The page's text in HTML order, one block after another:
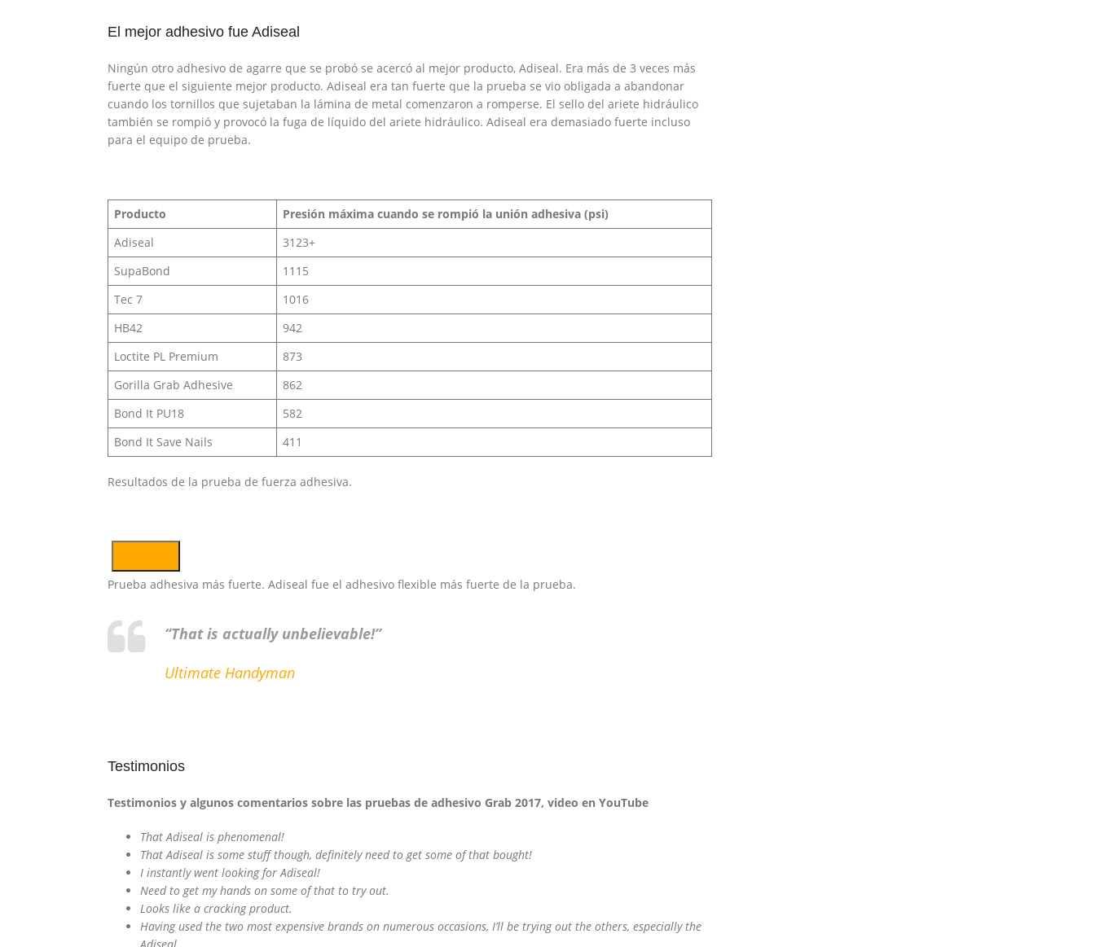
El mejor adhesivo fue Adiseal
Ningún otro adhesivo de agarre que se probó se acercó al mejor producto, Adiseal. Era más de 3 veces más
fuerte que el siguiente mejor producto. Adiseal era tan fuerte que la prueba se vio obligada a abandonar
cuando los tornillos que sujetaban la lámina de metal comenzaron a romperse. El sello del ariete hidráulico
también se rompió y provocó la fuga de líquido del ariete hidráulico. Adiseal era demasiado fuerte incluso
para el equipo de prueba.
Producto
Presión máxima cuando se rompió la unión adhesiva (psi)
Adiseal
3123+
SupaBond
1115
Tec 7
1016
HB42
942
Loctite PL Premium
873
Gorilla Grab Adhesive
862
Bond It PU18
582
Bond It Save Nails
411
Resultados de la prueba de fuerza adhesiva.
Prueba adhesiva más fuerte. Adiseal fue el adhesivo flexible más fuerte de la prueba.
“That is actually unbelievable!”
Ultimate Handyman
Testimonios
Testimonios y algunos comentarios sobre las pruebas de adhesivo Grab 2017, video en YouTube
That Adiseal is phenomenal!
That Adiseal is some stuff though, definitely need to get some of that bought!
I instantly went looking for Adiseal!
Need to get my hands on some of that to try out.
Looks like a cracking product.
Having used the two most expensive brands on numerous occasions, I’ll be trying out the others, especially the